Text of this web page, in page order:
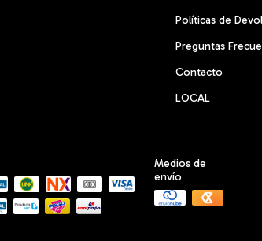
Políticas de
Preguntas
Contacto
LOCAL
Medios de
envío